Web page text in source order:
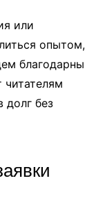
или
опытом,
благодарны
долг без